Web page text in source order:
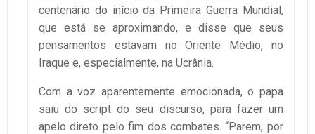
centenário do início da Primeira Guerra Mundial,
que está se aproximando, e disse que seus
pensamentos estavam no Oriente Médio, no
Iraque e, especialmente, na Ucrânia.
Com a voz aparentemente emocionada, o papa
saiu do script do seu discurso, para fazer um
apelo direto pelo fim dos combates. “Parem, por